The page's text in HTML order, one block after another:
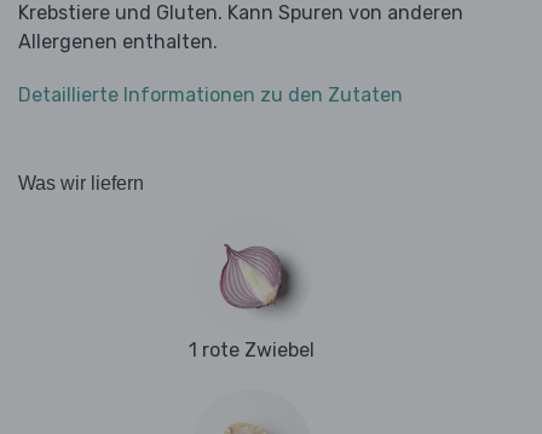
Krebstiere und Gluten. Kann Spuren von anderen
Allergenen enthalten.
Detaillierte Informationen zu den Zutaten
Was wir liefern
1 rote Zwiebel